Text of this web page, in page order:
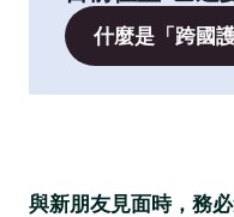
什麼是「跨國
與新朋友見面時，務